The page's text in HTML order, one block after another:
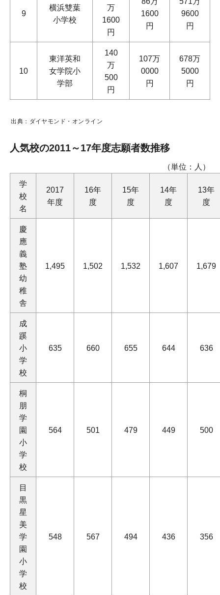
9
横浜雙葉
小学校
万
1600
円
1600
円
9600
円
10
東洋英和
女学院小
学部
140
万
500
円
107万
0000
円
678万
5000
円
出典：ダイヤモンド・オンライン
人気校の2011～17年度志願者数推移
（単位：人）
学
校
名
2017
年度
16年
度
15年
度
14年
度
13年
度
慶
應
義
塾
幼
稚
舎
1,495 1,502 1,532 1,607 1,679
成
蹊
小
学
校
635 660 655 644 636
桐
朋
学
園
小
学
校
564 501 479 449 500
目
黒
星
美
学
園
小
学
校
548 567 494 436 356